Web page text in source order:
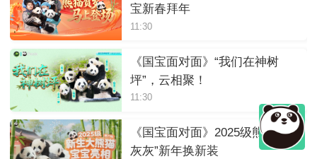
宝新春拜年
11:30
《国宝面对面》“我们在神树
坪”，云相聚！
11:30
《国宝面对面》2025级熊猫“小
灰灰”新年换新装